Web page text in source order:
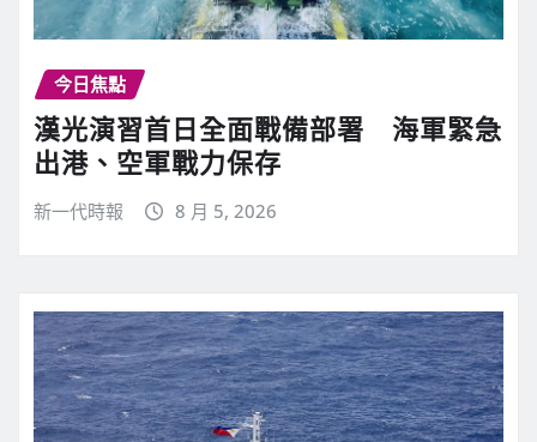
今日焦點
漢光演習首日全面戰備部署 海軍緊急
出港、空軍戰力保存
新一代時報 8 月 5, 2026